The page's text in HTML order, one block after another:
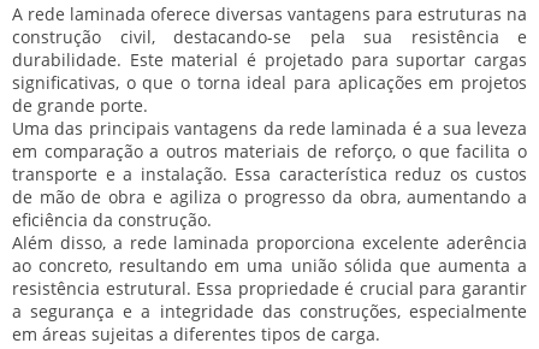
A rede laminada oferece diversas vantagens para estruturas na
construção civil, destacando-se pela sua resistência e
durabilidade. Este material é projetado para suportar cargas
significativas, o que o torna ideal para aplicações em projetos
de grande porte.
Uma das principais vantagens da rede laminada é a sua leveza
em comparação a outros materiais de reforço, o que facilita o
transporte e a instalação. Essa característica reduz os custos
de mão de obra e agiliza o progresso da obra, aumentando a
eficiência da construção.
Além disso, a rede laminada proporcionaexcelente aderência
ao concreto, resultando em uma união sólida que aumenta a
resistência estrutural. Essa propriedade é crucial para garantir
asegurança e a integridade das construções, especialmente
em áreas sujeitas a diferentes tipos de carga.